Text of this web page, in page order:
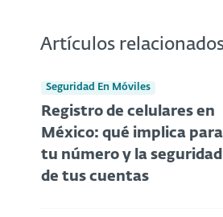
Artículos
Seguridad En Móviles
Registro de celulares en
México: qué implica para
tu número y la seguridad
de tus cuentas